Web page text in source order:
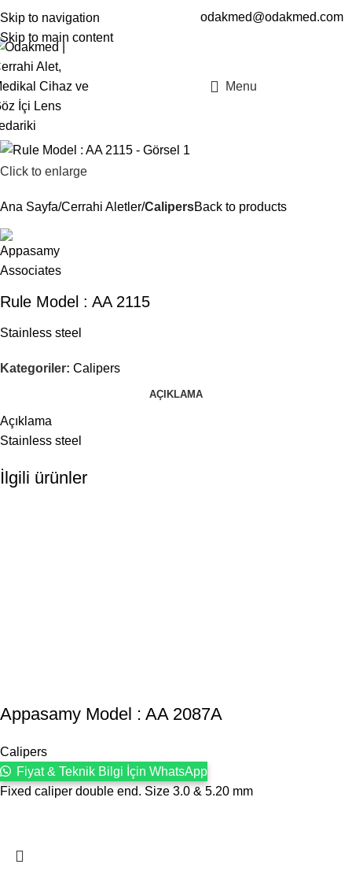
Skip to navigation
Skip to main content
ENTR odakmed@odakmed.com
Menu
Click to enlarge
Ana Sayfa Cerrahi Aletler CalipersBack to products
Rule Model : AA 2115
Stainless steel
Kategoriler: Calipers
AÇIKLAMA
Açıklama
Stainless steel
İlgili ürünler
Appasamy Model : AA 2087A
Calipers
Fiyat & Teknik Bilgi İçin WhatsApp
Fixed caliper double end. Size 3.0 & 5.20 mm